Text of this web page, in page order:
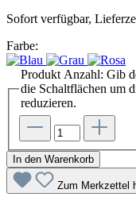
Sofort verfügbar,
Farbe:
Produkt Anzahl: Gib
die Schaltflächen um
reduzieren.
In den Warenkorb
Zum Merkzettel